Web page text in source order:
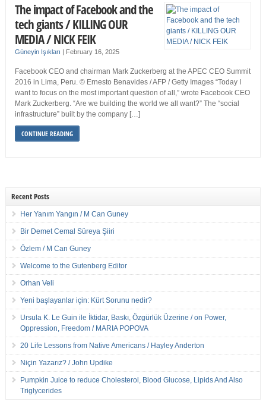
The impact of Facebook and the
tech giants / KILLING OUR
MEDIA / NICK FEIK
Güneyin Işıkları | February 16, 2025
Facebook CEO and chairman Mark Zuckerberg at the APEC CEO Summit
2016 in Lima, Peru. © Ernesto Benavides / AFP / Getty Images “Today I
want to focus on the most important question of all,” wrote Facebook CEO
Mark Zuckerberg. “Are we building the world we all want?” The “social
infrastructure” built by the company […]
CONTINUE READING
Recent Posts
Her Yanım Yangın / M Can Guney
Bir Demet Cemal Süreya Şiiri
Özlem / M Can Guney
Welcome to the Gutenberg Editor
Orhan Veli
Yeni başlayanlar için: Kürt Sorunu nedir?
Ursula K. Le Guin ile İktidar, Baskı, Özgürlük Üzerine / on Power,
Oppression, Freedom / MARIA POPOVA
20 Life Lessons from Native Americans / Hayley Anderton
Niçin Yazarız? / John Updike
Pumpkin Juice to reduce Cholesterol, Blood Glucose, Lipids And Also
Triglycerides